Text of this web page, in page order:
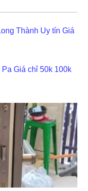
Thành Uy tín Giá
Giá chỉ 50k 100k